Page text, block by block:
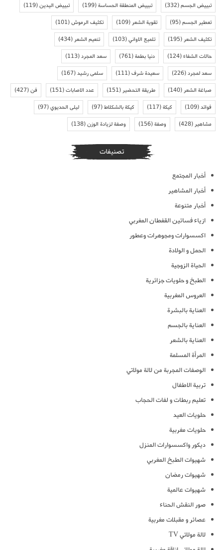
تبييض الجسم(332) تبييض المنطقة الحساسة(199) تبييض اليدين(119)
تعطير الجسم(95) تقوية الشعر(109) تكثيف الرموش(101)
تكثيف الشعر(195) تلميع الاواني(103) تنعيم الشعر(434)
حالات الشفاء(124) دنيا بطمة(761) سعد المجرد(113)
سعد لمجرد(226) سعيدة شرف(111) سلمى رشيد(167)
صباغة الشعر(140) طريقة التحضير(151) عدد الاصابات(151) فن(427)
فوائد(109) كيكة(117) كيكة بالشكلاط(97) ليلى الحديوي(97)
مشاهير(428) وصفة(156) وصفة لزيادة الوزن(138)
تصنيفات
أخبار المجتمع
أخبار المشاهير
أخبار متنوعة
ازياء فساتين القفطان المغربي
اكسسوارات ومجوهرات وعطور
الحمل و الولادة
الحياة الزوجية
الطبخ و حلويات جزائرية
العروس المغربية
العناية بالبشرة
العناية بالجسم
العناية بالشعر
المرأة المسلمة
الوصفات المجربة من لالة مولاتي
تربية الاطفال
تعليم ربطات و لفات الحجاب
حلويات العيد
حلويات مغربية
ديكور واكسسوارات المنزل
شهيوات الطبخ المغربي
شهيوات رمضان
شهيوات عالمية
صور النقش الحناء
عصائر و مقبلات مغربية
لالة مولاتي TV